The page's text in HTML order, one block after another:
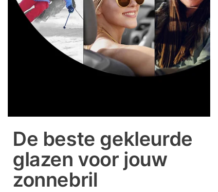
De beste gekleurde
glazen voor jouw
zonnebril